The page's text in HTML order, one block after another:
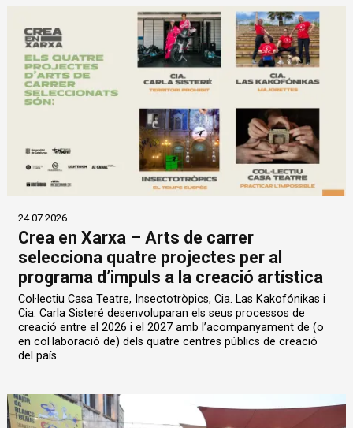
24.07.2026
Crea en Xarxa – Arts de carrer
selecciona quatre projectes per al
programa d’impuls a la creació artística
Col·lectiu Casa Teatre, Insectotròpics, Cia. Las Kakofónikas i
Cia. Carla Sisteré desenvoluparan els seus processos de
creació entre el 2026 i el 2027 amb l’acompanyament de (o
en col·laboració de) dels quatre centres públics de creació
del país